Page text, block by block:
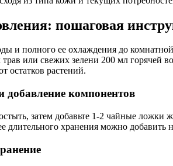
пошаговая
и полного ее охлаждения до
или свежих зелени 200 мл горячей
остатков растений.
добавление компонентов
затем добавьте 1-2 чайные ложки
длительного хранения можно